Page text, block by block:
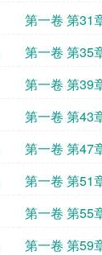
第一卷 第31
第一卷 第35
第一卷 第39
心
第一卷 第43
物
第一卷 第47
第一卷 第51
第一卷 第55
第一卷 第59